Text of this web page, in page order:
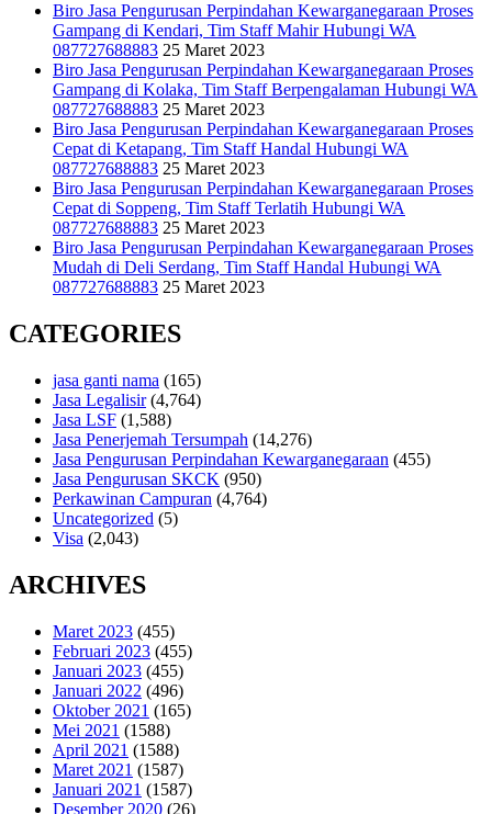
Biro Jasa Pengurusan Perpindahan Kewarganegaraan Proses
Gampang di Kendari, Tim Staff Mahir Hubungi WA
087727688883 25 Maret 2023
Biro Jasa Pengurusan Perpindahan Kewarganegaraan Proses
Gampang di Kolaka, Tim Staff Berpengalaman Hubungi WA
087727688883 25 Maret 2023
Biro Jasa Pengurusan Perpindahan Kewarganegaraan Proses
Cepat di Ketapang, Tim Staff Handal Hubungi WA
087727688883 25 Maret 2023
Biro Jasa Pengurusan Perpindahan Kewarganegaraan Proses
Cepat di Soppeng, Tim Staff Terlatih Hubungi WA
087727688883 25 Maret 2023
Biro Jasa Pengurusan Perpindahan Kewarganegaraan Proses
Mudah di Deli Serdang, Tim Staff Handal Hubungi WA
087727688883 25 Maret 2023
CATEGORIES
jasa ganti nama (165)
Jasa Legalisir(4,764)
Jasa LSF (1,588)
Jasa Penerjemah Tersumpah (14,276)
Jasa Pengurusan Perpindahan Kewarganegaraan (455)
Jasa Pengurusan SKCK (950)
Perkawinan Campuran (4,764)
Uncategorized (5)
Visa (2,043)
ARCHIVES
Maret 2023 (455)
Februari 2023 (455)
Januari 2023 (455)
Januari 2022 (496)
Oktober 2021 (165)
Mei 2021 (1588)
April 2021 (1588)
Maret 2021 (1587)
Januari 2021 (1587)
Desember 2020 (26)